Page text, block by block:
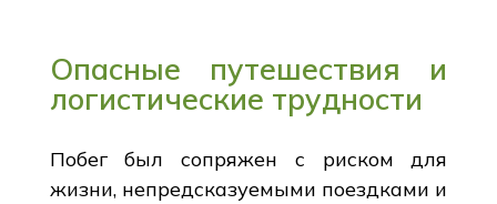
Опасные путешествия и
логистические трудности
Побег был сопряжен с риском для
жизни, непредсказуемыми поездками и